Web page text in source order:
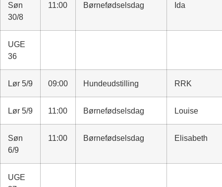
Søn
30/8
11:00 Børnefødselsdag Ida
UGE
36
Lør 5/9 09:00 Hundeudstilling RRK
Lør 5/9 11:00 Børnefødselsdag Louise
Søn
6/9
11:00 Børnefødselsdag Elisabeth
UGE